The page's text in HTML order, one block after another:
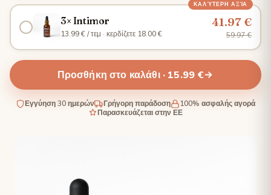
ΚΑΛΎΤΕΡΗ ΑΞΊΑ
3× Intimor
13.99 € / τεμ · κερδίζετε 18.00 €
41.97 €
59.97 €
Προσθήκη στο καλάθι · 15.99 €
Εγγύηση 30 ημερών Γρήγορη παράδοση
100% ασφαλής αγορά
Παρασκευάζεται στην ΕΕ